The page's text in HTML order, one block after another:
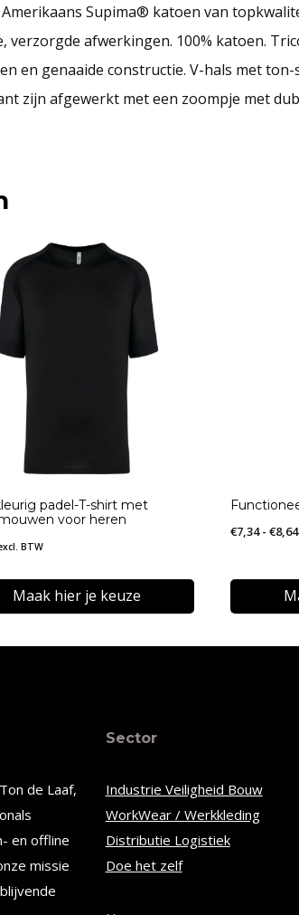
Supima® katoen van
verzorgde afwerkingen. 100% katoen.
en genaaide constructie. V-hals met
zijn afgewerkt met een zoompje met
padel-T-shirt met
voor heren
BTW
Maak hier je keuze
€7,34 - €8,64
optie
kan
de Laaf,
en offline
missie
Sector
Industrie Veiligheid Bouw
WorkWear / Werkkleding
Distributie Logistiek
Doe het zelf